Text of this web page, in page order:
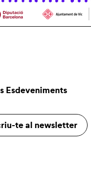
Esdeveniments
te al newsletter